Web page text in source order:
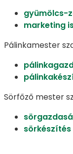
gyümölcs-
marketing
Pálinkamester
Sörfőző mester